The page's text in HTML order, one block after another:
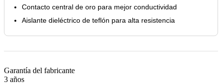
Contacto central de oro para mejor conductividad
Aislante dieléctrico de teflón para alta resistencia
Garantía del fabricante
3 años